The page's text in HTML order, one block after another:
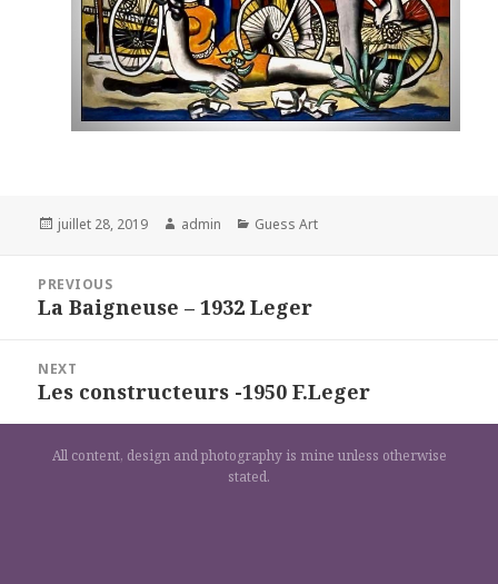
Posted
juillet 28, 2019 Author
admin Categories
Guess Art
l’article
PREVIOUS
Previous
La Baigneuse – 1932 Leger
NEXT
Next
post:
Les constructeurs -1950 F.Leger
All content, design and photography is mine unless otherwise
stated.